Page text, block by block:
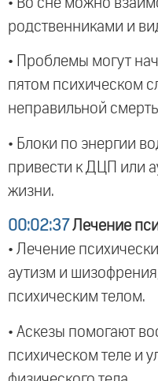
• Во сне можно
родственниками и
• Проблемы могут
пятом психическом
неправильной
• Блоки по энергии
привести к ДЦП или
жизни.
00:02:37 Лечение
• Лечение
аутизм и
психическим телом.
• Аскезы помогают
психическом теле и